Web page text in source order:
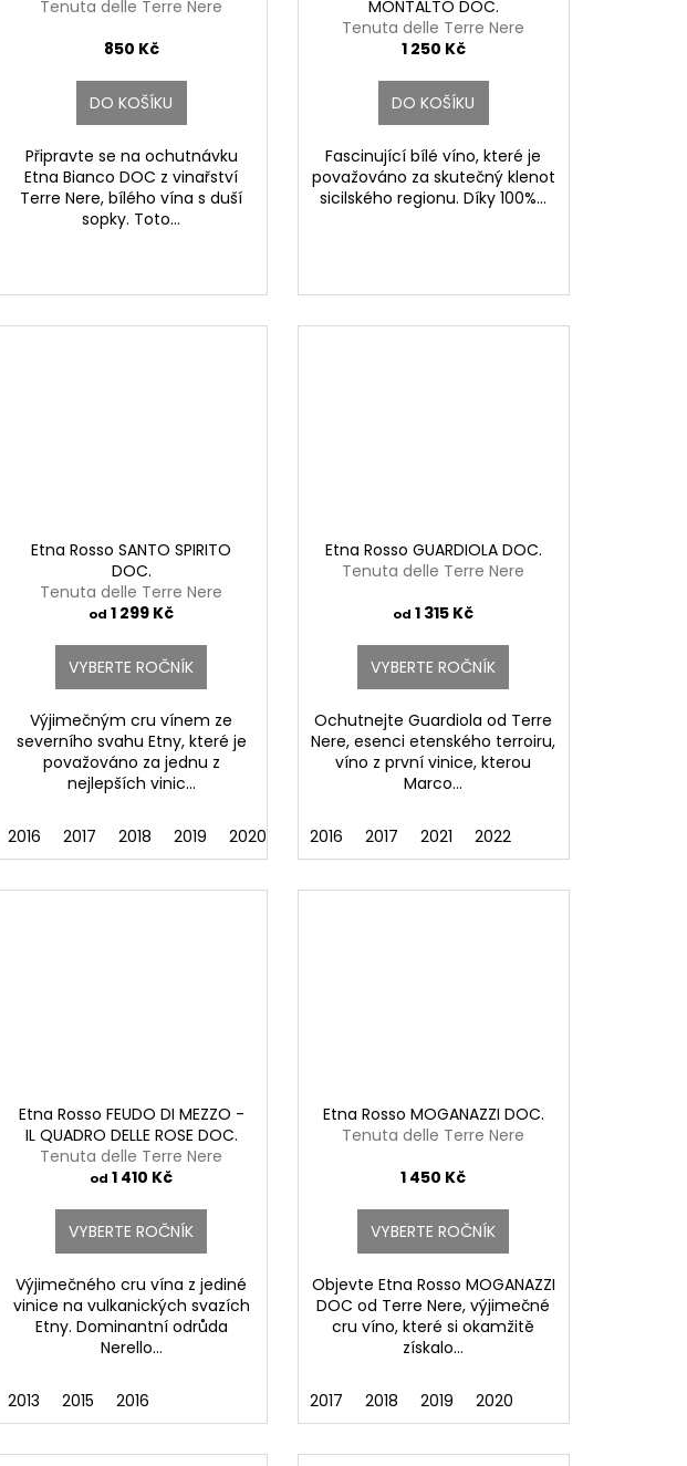
Tenuta delle Terre Nere
850 Kč
DO KOŠÍKU
Připravte se na ochutnávku
Etna Bianco DOC z vinařství
Terre Nere, bílého vína s duší
sopky. Toto...
MONTALTO DOC.
Tenuta delle Terre Nere
1 250 Kč
DO KOŠÍKU
Fascinující bílé víno, které je
považováno za skutečný klenot
sicilského regionu. Díky 100%...
Etna Rosso SANTO SPIRITO
DOC.
Tenuta delle Terre Nere
od 1 299 Kč
VYBERTE ROČNÍK
Výjimečným cru vínem ze
severního svahu Etny, které je
považováno za jednu z
nejlepších vinic...
2016 2017 2018 2019 2020 2021 2022
Etna Rosso GUARDIOLA DOC.
Tenuta delle Terre Nere
od 1 315 Kč
VYBERTE ROČNÍK
Ochutnejte Guardiola od Terre
Nere, esenci etenského terroiru,
víno z první vinice, kterou
Marco...
2016 2017 2021 2022
Etna Rosso FEUDO DI MEZZO -
IL QUADRO DELLE ROSE DOC.
Tenuta delle Terre Nere
od 1 410 Kč
VYBERTE ROČNÍK
Výjimečného cru vína z jediné
vinice na vulkanických svazích
Etny. Dominantní odrůda
Nerello...
2013 2015 2016
Etna Rosso MOGANAZZI DOC.
Tenuta delle Terre Nere
1 450 Kč
VYBERTE ROČNÍK
Objevte Etna Rosso MOGANAZZI
DOC od Terre Nere, výjimečné
cru víno, které si okamžitě
získalo...
2017 2018 2019 2020